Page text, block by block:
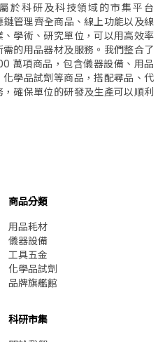
於科研及科技領域的市集平台
管理齊全商品、線上功能以及線
學術、研究單位，可以用高效率
的用品器材及服務。我們整合了
萬項商品，包含儀器設備、用品
學品試劑等商品，搭配尋品、代
確保單位的研發及生產可以順利
商品分類
用品耗材
儀器設備
工具五金
化學品試劑
品牌旗艦館
科研市集